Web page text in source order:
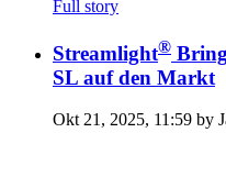
Full story
Streamlight®
SL auf den Markt
Okt 21, 2025, 11:59 by